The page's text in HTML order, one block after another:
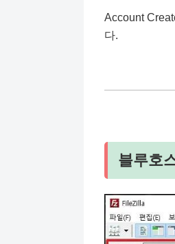
Account
다.
블루호